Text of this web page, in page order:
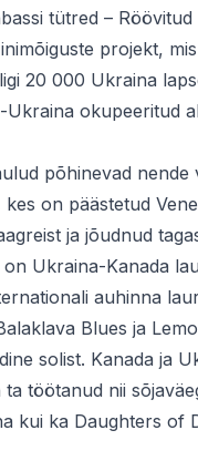
tütred –
projekt,
20 000 Ukraina
okupeeritud
põhinevad nende
on päästetud
ja jõudnud
Ukraina-Kanada
auhinna
Blues ja
solist. Kanada ja
töötanud nii
kui ka Daughters of